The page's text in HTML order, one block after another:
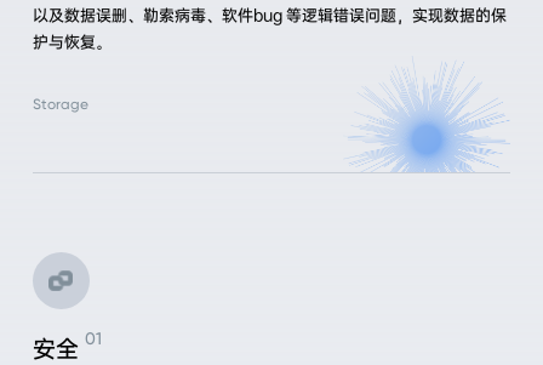
以及数据误删、勒索病毒、软件bug 等逻辑错误问题，实现数据的保
护与恢复。
Storage
安全